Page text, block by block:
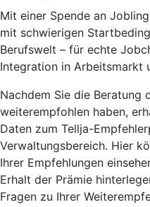
Mit einer Spende an
mit schwierigen
Berufswelt – für echte
Integration in Arbeitsmarkt
Nachdem Sie die Beratung
weiterempfohlen haben,
Daten zum Tellja-
Verwaltungsbereich. Hier
Ihrer Empfehlungen
Erhalt der Prämie
Fragen zu Ihrer